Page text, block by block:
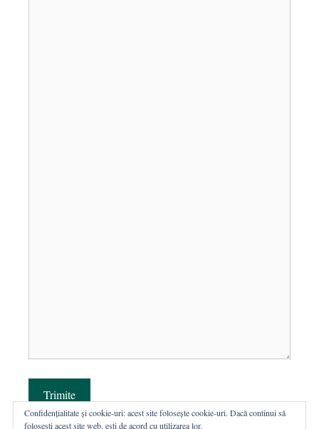
Trimite
Confidențialitate și cookie-uri: acest site folosește cookie-uri. Dacă continui să
folosești acest site web, ești de acord cu utilizarea lor.